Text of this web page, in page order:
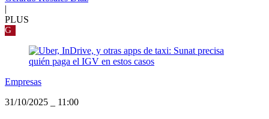
|
PLUS
G
Empresas
31/10/2025
11:00